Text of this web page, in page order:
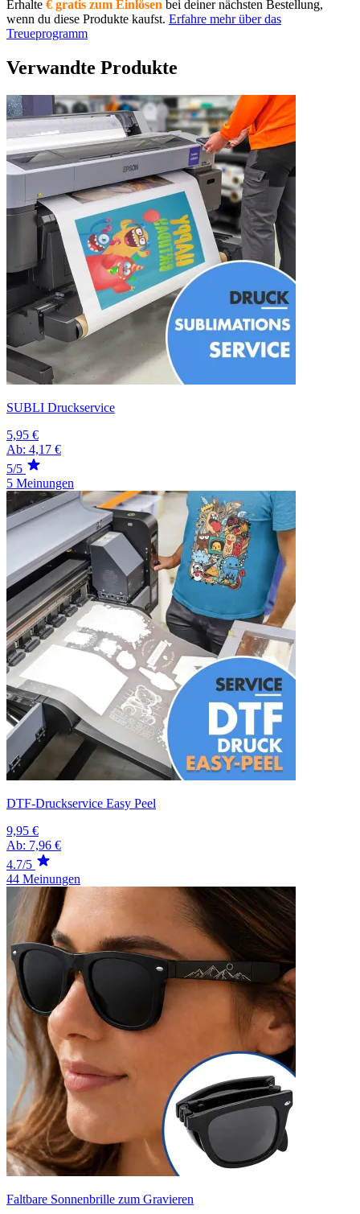
Erhalte € gratis zum Einlösen bei deiner nächsten Bestellung,
wenn du diese Produkte kaufst. Erfahre mehr über das
Treueprogramm
Verwandte Produkte
SUBLI Druckservice
5,95 €
Ab: 4,17 €
5/5
5 Meinungen
DTF-Druckservice Easy Peel
9,95 €
Ab: 7,96 €
4.7/5
44 Meinungen
Faltbare Sonnenbrille zum Gravieren